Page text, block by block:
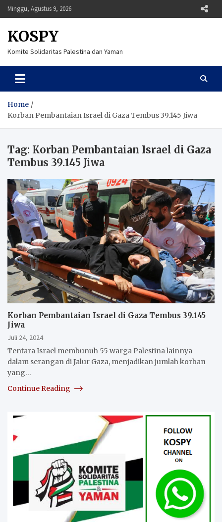
Skip
to
Minggu, Agustus 9, 2026
KOSPY
Komite Solidaritas Palestina dan Yaman
Home
Korban Pembantaian Israel di Gaza Tembus 39.145 Jiwa
Tag: Korban Pembantaian Israel di Gaza
Tembus 39.145 Jiwa
Korban Pembantaian Israel di Gaza Tembus 39.145
Jiwa
Juli 24, 2024
Tentara Israel membunuh 55 warga Palestina lainnya
dalam serangan di Jalur Gaza, menjadikan jumlah korban
yang…
Continue Reading